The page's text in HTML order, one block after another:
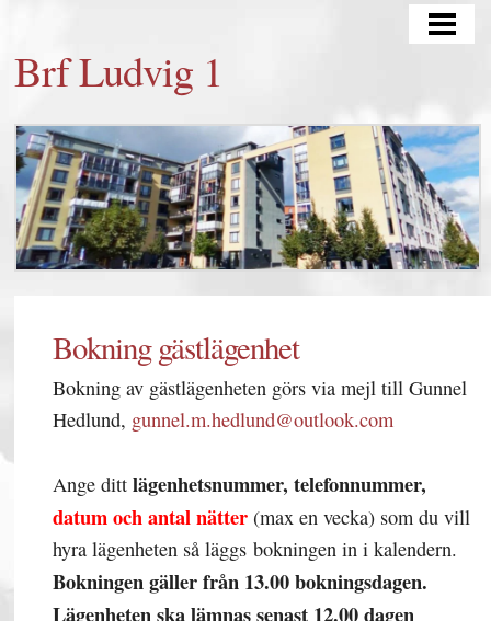
KONTAKT
MÄKLARINFORMATION
FÖR MEDLEMMAR
SENASTE NYTT/AKTUELLT
BOKNING GÄSTLÄGENHET
Brf Ludvig 1
Bokning gästlägenhet
Bokning av gästlägenheten görs via mejl till Gunnel
Hedlund, gunnel.m.hedlund@outlook.com
Ange dittlägenhetsnummer, telefonnummer,
datum och antal nätter (max en vecka) som du vill
hyra lägenheten så läggs bokningen in i kalendern.
Bokningen gäller från 13.00 bokningsdagen.
Lägenheten ska lämnas senast 12.00 dagen